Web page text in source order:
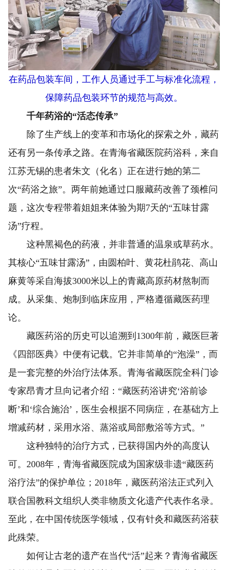
在药品包装车间，工作人员通过手工与标准化流程，
保障药品包装环节的规范与高效。
千年药浴的“活态传承”
除了生产线上的变革和市场化的探索之外，藏药
还有另一条传承之路。在青海省藏医院药浴科，来自
江苏无锡的患者朱文（化名）正在进行她的第二
次“药浴之旅”。两年前她通过口服藏药改善了颈椎问
题，这次专程带着姐姐来体验为期7天的“五味甘露
汤”疗程。
这种黑褐色的药液，并非普通的温泉或草药水。
其核心“五味甘露汤”，由圆柏叶、黄花杜鹃花、高山
麻黄等采自海拔3000米以上的青藏高原药材熬制而
成。从采集、炮制到临床应用，严格遵循藏医药理
论。
藏医药浴的历史可以追溯到1300年前，藏医巨著
《四部医典》中便有记载。它并非简单的“泡澡”，而
是一套完整的外治疗法体系。青海省藏医院全科门诊
专家昂青才旦向记者介绍：“藏医药浴讲究‘浴前诊
断’和‘综合施治’，医生会根据不同病症，在基础方上
增减药材，采用水浴、蒸浴或局部敷浴等方式。”
这种独特的治疗方式，已获得国内外的高度认
可。2008年，青海省藏医院成为国家级非遗“藏医药
浴疗法”的保护单位；2018年，藏医药浴法正式列入
联合国教科文组织人类非物质文化遗产代表作名录。
至此，在中国传统医学领域，仅有针灸和藏医药浴获
此殊荣。
如何让古老的遗产在当代“活”起来？青海省藏医